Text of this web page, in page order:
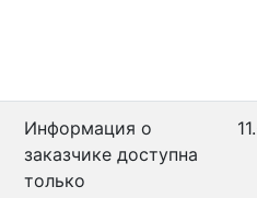
Информация о
заказчике доступна
только